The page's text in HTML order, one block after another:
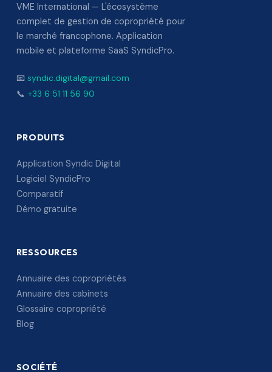
VME International — L'écosystème
complet de gestion de copropriété pour
le marché francophone. Application
mobile et plateforme SaaS SyndicPro.
📧 syndic.digital@gmail.com
📞 +33 6 51 11 56 90
PRODUITS
Application Syndic Digital
Logiciel SyndicPro
Comparatif
Démo gratuite
RESSOURCES
Annuaire des copropriétés
Annuaire des cabinets
Glossaire copropriété
Blog
SOCIÉTÉ